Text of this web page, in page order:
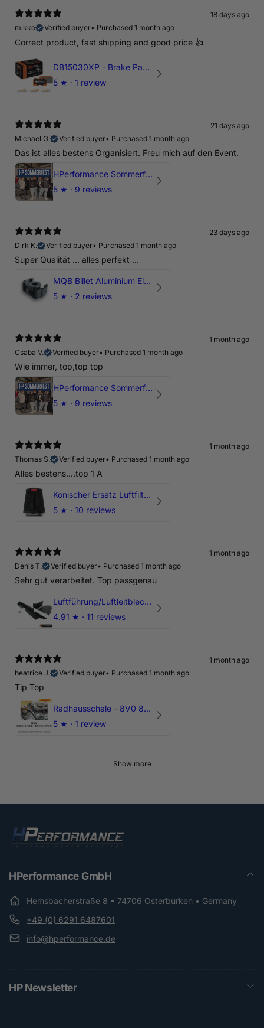
18 days ago
mikko
Verified buyer• Purchased 1 month ago
Correct product, fast shipping and good price 👍
DB15030XP - Brake Pads Xtreme Performance | Front Axle
5 ★ · 1 review
21 days ago
Michael G.
Verified buyer• Purchased 1 month ago
Das ist alles bestens Organisiert. Freu mich auf den Event.
HPerformance Sommerfest 2026
5 ★ · 9 reviews
23 days ago
Dirk K.
Verified buyer• Purchased 1 month ago
Super Qualität ... alles perfekt ...
MQB Billet Aluminium Einsatz Drehmomentstütze - DOGBONE für Audi RS3, TTRS, RSQ3
5 ★ · 2 reviews
1 month ago
Csaba V.
Verified buyer• Purchased 1 month ago
Wie immer, top,top top
HPerformance Sommerfest 2026
5 ★ · 9 reviews
1 month ago
Thomas S.
Verified buyer• Purchased 1 month ago
Alles bestens....top 1 A
Konischer Ersatz Luftfilter Pilz - 4" & 5" Offene Ansaugung
5 ★ · 10 reviews
1 month ago
Denis T.
Verified buyer• Purchased 1 month ago
Sehr gut verarbeitet. Top passgenau
Luftführung/Luftleitblech 5" 125mm offene Ansaugung HPerformance
4.91 ★ · 11 reviews
1 month ago
beatrice J.
Verified buyer• Purchased 1 month ago
Tip Top
Radhausschale - 8V0 821 191 C - Original Ersatzteil für Audi RS3 Sportback
5 ★ · 1 review
Show more
HPerformance GmbH
Hemsbacherstraße 8 • 74706 Osterburken • Germany
+49 (0) 6291 6487601
info@hperformance.de
HP Newsletter